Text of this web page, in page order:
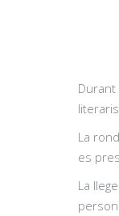
La
es
La